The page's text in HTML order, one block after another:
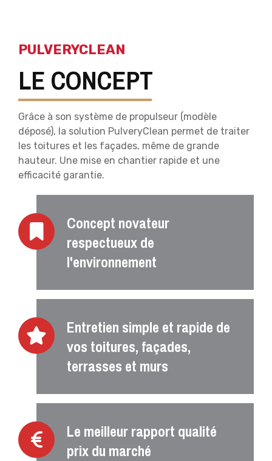
PULVERYCLEAN
LE CONCEPT
Grâce à son système de propulseur (modèle
déposé), la solution PulveryClean permet de traiter
les toitures et les façades, même de grande
hauteur. Une mise en chantier rapide et une
efficacité garantie.
Concept novateur
respectueux de
l'environnement
Entretien simple et rapide de
vos toitures, façades,
terrasses et murs
Le meilleur rapport qualité
prix du marché